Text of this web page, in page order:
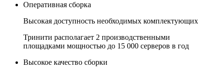
Оперативная сборка
Высокая доступность необходимых комплектующих
Тринити располагает 2 производственными
площадками мощностью до 15 000 серверов в год
Высокое качество сборки